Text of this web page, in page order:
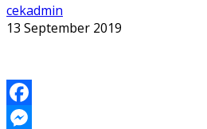
cekadmin
13 September 2019
Facebook